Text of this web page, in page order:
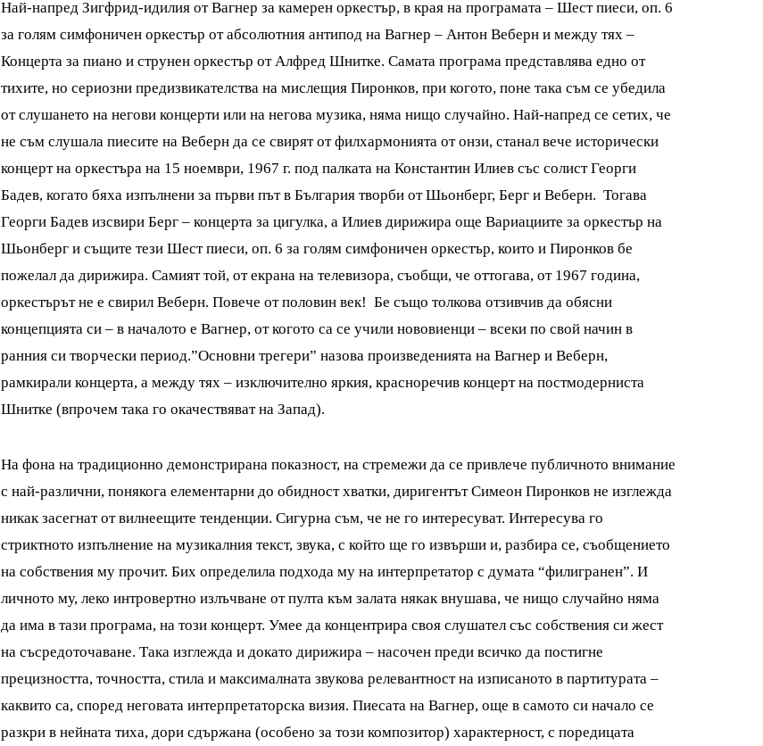
Най-напред Зигфрид-идилия от Вагнер за камерен оркестър, в края на програмата – Шест пиеси, оп. 6
за голям симфоничен оркестър от абсолютния антипод на Вагнер – Антон Веберн и между тях –
Концерта за пиано и струнен оркестър от Алфред Шнитке. Самата програма представлява едно от
тихите, но сериозни предизвикателства на мислещия Пиронков, при когото, поне така съм се убедила
от слушането на негови концерти или на негова музика, няма нищо случайно. Най-напред се сетих, че
не съм слушала пиесите на Веберн да се свирят от филхармонията от онзи, станал вече исторически
концерт на оркестъра на 15 ноември, 1967 г. под палката на Константин Илиев със солист Георги
Бадев, когато бяха изпълнени за първи път в България творби от Шьонберг, Берг и Веберн. Тогава
Георги Бадев изсвири Берг – концерта за цигулка, а Илиев дирижира още Вариациите за оркестър на
Шьонберг и същите тези Шест пиеси, оп. 6 за голям симфоничен оркестър, които и Пиронков бе
пожелал да дирижира. Самият той, от екрана на телевизора, съобщи, че оттогава, от 1967 година,
оркестърът не е свирил Веберн. Повече от половин век! Бе също толкова отзивчив да обясни
концепцията си – в началото е Вагнер, от когото са се учили нововиенци – всеки по свой начин в
ранния си творчески период.”Основни трегери” назова произведенията на Вагнер и Веберн,
рамкирали концерта, а между тях – изключително яркия, красноречив концерт на постмодерниста
Шнитке (впрочем така го окачествяват на Запад).
На фона на традиционно демонстрирана показност, на стремежи да се привлече публичното внимание
с най-различни, понякога елементарни до обидност хватки, диригентът Симеон Пиронков не изглежда
никак засегнат от вилнеещите тенденции. Сигурна съм, че не го интересуват. Интересува го
стриктното изпълнение на музикалния текст, звука, с който ще го извърши и, разбира се, съобщението
на собствения му прочит. Бих определила подхода му на интерпретатор с думата “филигранен”. И
личното му, леко интровертно излъчване от пулта към залата някак внушава, че нищо случайно няма
да има в тази програма, на този концерт. Умее да концентрира своя слушател със собствения си жест
на съсредоточаване. Така изглежда и докато дирижира – насочен преди всичко да постигне
прецизността, точността, стила и максималната звукова релевантност на изписаното в партитурата –
каквито са, според неговата интерпретаторска визия. Пиесата на Вагнер, още в самото си начало се
разкри в нейната тиха, дори сдържана (особено за този композитор) характерност, с поредицата